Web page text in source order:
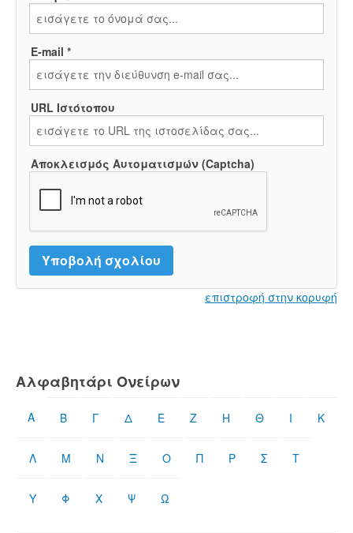
E-mail *
URL Ιστότοπου
Αποκλεισμός Αυτοματισμών (Captcha)
επιστροφή στην κορυφή
Αλφαβητάρι Ονείρων
Α Β Γ Δ Ε Ζ Η Θ Ι Κ
Λ Μ Ν Ξ Ο Π Ρ Σ Τ
Υ Φ Χ Ψ Ω